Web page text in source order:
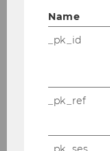
Name
_pk_id
_pk_ref